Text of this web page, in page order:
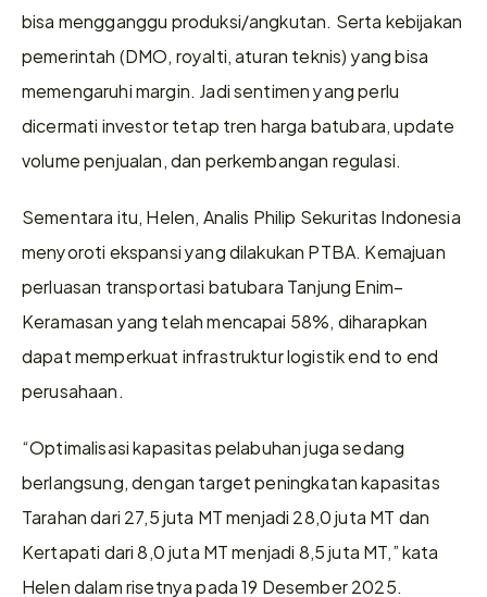
bisa mengganggu produksi/angkutan. Serta kebijakan
pemerintah (DMO, royalti, aturan teknis) yang bisa
memengaruhi margin. Jadi sentimen yang perlu
dicermati investor tetap tren harga batubara, update
volume penjualan, dan perkembangan regulasi.
Sementara itu, Helen, Analis Philip Sekuritas Indonesia
menyoroti ekspansi yang dilakukan PTBA. Kemajuan
perluasan transportasi batubara Tanjung Enim–
Keramasan yang telah mencapai 58%, diharapkan
dapat memperkuat infrastruktur logistik end to end
perusahaan.
“Optimalisasi kapasitas pelabuhan juga sedang
berlangsung, dengan target peningkatan kapasitas
Tarahan dari 27,5 juta MT menjadi 28,0 juta MT dan
Kertapati dari 8,0 juta MT menjadi 8,5 juta MT,” kata
Helen dalam risetnya pada 19 Desember 2025.